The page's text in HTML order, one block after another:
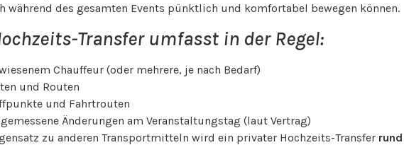
während des gesamten Events pünktlich und komfortabel bewegen können.
Transfer umfasst in der Regel:
Chauffeur (oder mehrere, je nach Bedarf)
und Routen
und Fahrtrouten
Änderungen am Veranstaltungstag (laut Vertrag)
zu anderen Transportmitteln wird ein privater Hochzeits-Transfer rund